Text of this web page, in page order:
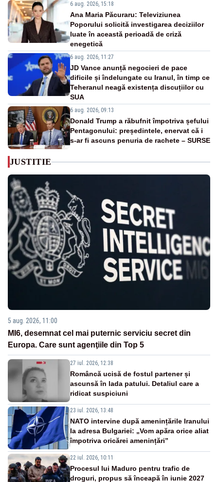
6 aug. 2026, 15:18
Ana Maria Păcuraru: Televiziunea
Poporului solicită investigarea deciziilor
luate în această perioadă de criză
enegetică
6 aug. 2026, 11:27
JD Vance anunță negocieri de pace
dificile și îndelungate cu Iranul, în timp ce
Teheranul neagă existența discuțiilor cu
SUA
6 aug. 2026, 09:13
Donald Trump a răbufnit împotriva șefului
Pentagonului: președintele, enervat că i
s-ar fi ascuns penuria de rachete – SURSE
JUSTITIE
5 aug. 2026, 11:00
MI6, desemnat cel mai puternic serviciu secret din
Europa. Care sunt agenţiile din Top 5
27 iul. 2026, 12:38
Româncă ucisă de fostul partener și
ascunsă în lada patului. Detaliul care a
ridicat suspiciuni
23 iul. 2026, 13:48
NATO intervine după amenințările Iranului
la adresa Bulgariei: „Vom apăra orice aliat
împotriva oricărei amenințări”
22 iul. 2026, 10:11
Procesul lui Maduro pentru trafic de
droguri, propus să înceapă în iunie 2027